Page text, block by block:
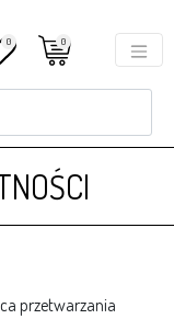
0 0
przetwarzania